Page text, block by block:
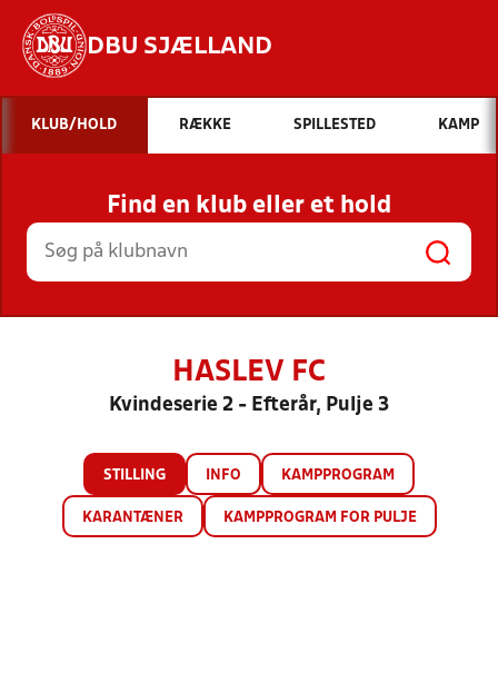
DBU SJÆLLAND
Hvad vil du søge efter?
INDHOLD OG NYHEDER
STILLINGER, RESULTATER, KLUBBER OG
HOLD
KLUB/HOLD RÆKKE SPILLESTED KAMP
Find en klub eller et hold
HASLEV FC
Kvindeserie 2 - Efterår, Pulje 3
STILLING INFO KAMPPROGRAM
KARANTÆNER KAMPPROGRAM FOR PULJE